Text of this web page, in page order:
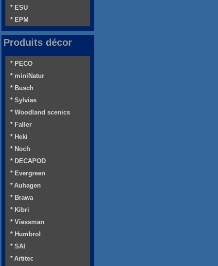
* ESU
* EPM
Produits décor
* PECO
* miniNatur
* Busch
* Sylvias
* Woodland scenics
* Faller
* Heki
* Noch
* DECAPOD
* Evergreen
* Auhagen
* Brawa
* Kibri
* Viessman
* Humbrol
* SAI
* Artitec